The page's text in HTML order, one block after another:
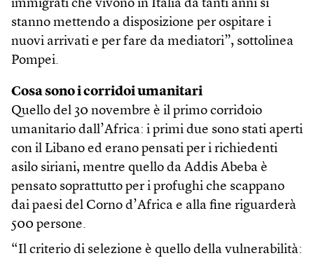
immigrati che vivono in Italia da tanti anni si
stanno mettendo a disposizione per ospitare i
nuovi arrivati e per fare da mediatori”, sottolinea
Pompei.
Cosa sono i corridoi umanitari
Quello del 30 novembre è il primo corridoio
umanitario dall’Africa: i primi due sono stati aperti
con il Libano ed erano pensati per i richiedenti
asilo siriani, mentre quello da Addis Abeba è
pensato soprattutto per i profughi che scappano
dai paesi del Corno d’Africa e alla fine riguarderà
500 persone.
“Il criterio di selezione è quello della vulnerabilità: